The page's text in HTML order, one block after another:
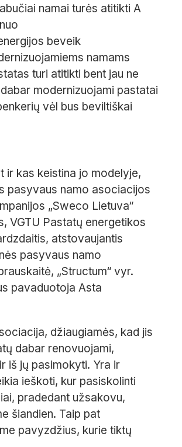
namai turės atitikti A
beveik
namams
turi atitikti bent jau ne
modernizuojami pastatai
vėl bus beviltiškai
ir kas keistina jo modelyje,
pasyvaus namo asociacijos
„Sweco Lietuva“
VGTU Pastatų energetikos
atstovaujantis
pasyvaus namo
„Structum“ vyr.
pavaduotoja Asta
džiaugiamės, kad jis
dabar renovuojami,
iš jų pasimokyti. Yra ir
ieškoti, kur pasiskolinti
pradedant užsakovu,
šiandien. Taip pat
pavyzdžius, kurie tiktų